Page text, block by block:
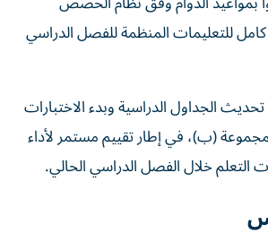
للتعليمات المنظمة للفصل الدراسي
الجداول الدراسية وبدء الاختبارات
(ب)، في إطار تقييم مستمر لأداء
التعلم خلال الفصل الدراسي الحالي.